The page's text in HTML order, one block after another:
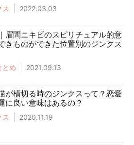
ス 2022.03.03
眉間ニキビのスピリチュアル的意
きものができた位置別のジンクス
とめ 2021.09.13
が横切る時のジンクスって？恋愛
に良い意味はあるの？
ス 2020.11.19